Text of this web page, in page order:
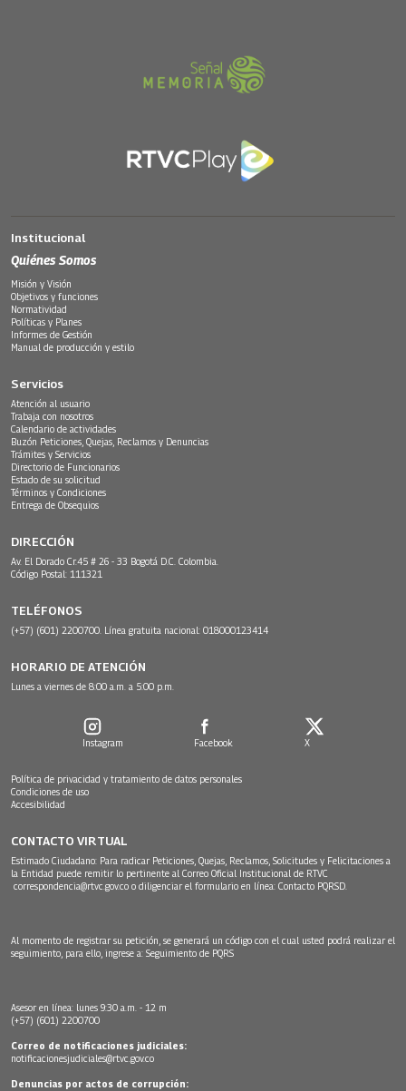
Institucional
Quiénes Somos
Misión y Visión
Objetivos y funciones
Normatividad
Políticas y Planes
Informes de Gestión
Manual de producción y estilo
Servicios
Atención al usuario
Trabaja con nosotros
Calendario de actividades
Buzón Peticiones, Quejas, Reclamos y Denuncias
Trámites y Servicios
Directorio de Funcionarios
Estado de su solicitud
Términos y Condiciones
Entrega de Obsequios
DIRECCIÓN
Av. El Dorado Cr.45 # 26 - 33 Bogotá D.C. Colombia.
Código Postal: 111321
TELÉFONOS
(+57) (601) 2200700. Línea gratuita nacional: 018000123414
HORARIO DE ATENCIÓN
Lunes a viernes de 8:00 a.m. a 5:00 p.m.
Instagram Facebook X
Política de privacidad y tratamiento de datos personales
Condiciones de uso
Accesibilidad
CONTACTO VIRTUAL
Estimado Ciudadano: Para radicar Peticiones, Quejas, Reclamos, Solicitudes y Felicitaciones a
la Entidad puede remitir lo pertinente al Correo Oficial Institucional de RTVC
correspondencia@rtvc.gov.co o diligenciar el formulario en línea: Contacto PQRSD.
Al momento de registrar su petición, se generará un código con el cual usted podrá realizar el
seguimiento, para ello, ingrese a: Seguimiento de PQRS
Asesor en línea: lunes 9:30 a.m. - 12 m
(+57) (601) 2200700
Correo de notificaciones judiciales:
notificacionesjudiciales@rtvc.gov.co
Denuncias por actos de corrupción: